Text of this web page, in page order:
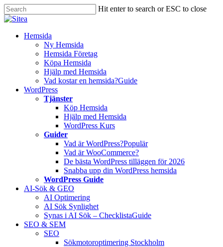
Skip
to
content
Hit enter to search or ESC to close
Close
InnehållHemsida
Ny Hemsida
Hemsida Företag
Köpa Hemsida
Hjälp med Hemsida
Vad kostar en hemsida?Guide
WordPress
Tjänster
Köp Hemsida
Hjälp med Hemsida
WordPress Kurs
Guider
Vad är WordPress?Populär
Vad är WooCommerce?
De bästa WordPress tilläggen för 2026
Snabba upp din WordPress hemsida
WordPress Guide
AI-Sök & GEO
AI Optimering
AI Sök Synlighet
Synas i AI Sök – ChecklistaGuide
SEO & SEM
SEO
Sökmotoroptimering Stockholm